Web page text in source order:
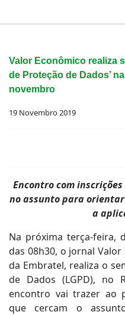
Valor Econômico realiza
de Proteção de Dados’
novembro
19 Novembro 2019
Encontro com
no assunto para
a
Na próxima terça-feira,
das 08h30, o jornal
da Embratel, realiza o
de Dados (LGPD), no
encontro vai trazer ao
que cercam o